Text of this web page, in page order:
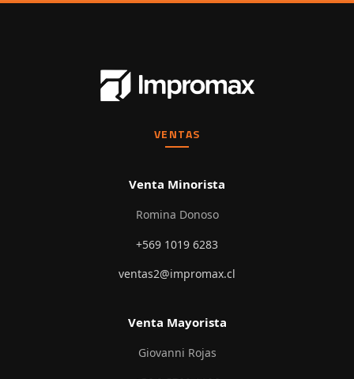
VENTAS
Venta Minorista
Romina Donoso
+569 1019 6283
ventas2@impromax.cl
Venta Mayorista
Giovanni Rojas